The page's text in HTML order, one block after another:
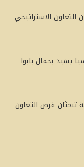
التعاون الاستراتيجي
يشيد بجمال بابوا
تبحثان فرص التعاون